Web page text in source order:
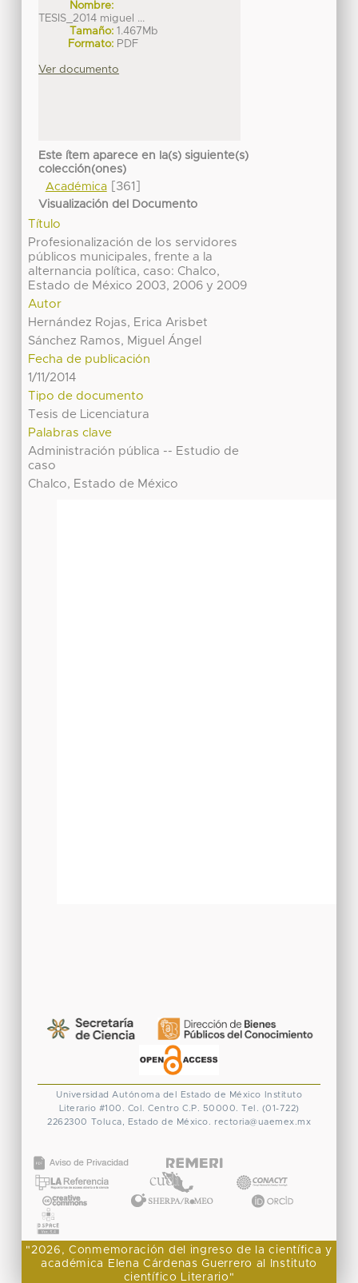
Nombre:
TESIS_2014 miguel ...
Tamaño: 1.467Mb
Formato: PDF
Ver documento
Este ítem aparece en la(s) siguiente(s)
colección(ones)
Académica[361]
Visualización del Documento
Título
Profesionalización de los servidores
públicos municipales, frente a la
alternancia política, caso: Chalco,
Estado de México 2003, 2006 y 2009
Autor
Hernández Rojas, Erica Arisbet
Sánchez Ramos, Miguel Ángel
Fecha de publicación
1/11/2014
Tipo de documento
Tesis de Licenciatura
Palabras clave
Administración pública -- Estudio de
caso
Chalco, Estado de México
Universidad Autónoma del Estado de México
Instituto
Literario #100. Col. Centro C.P. 50000. Tel. (01-722)
2262300 Toluca, Estado de México. rectoria@uaemex.mx
"2026, Conmemoración del ingreso de la científica y
académica Elena Cárdenas Guerrero al Instituto
científico Literario"